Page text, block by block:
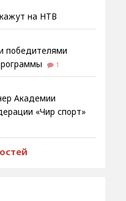
на НТВ
победителями
1
Академии
«Чир спорт»